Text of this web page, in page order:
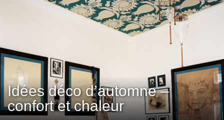
Idées déco d’automne –
confort et chaleur